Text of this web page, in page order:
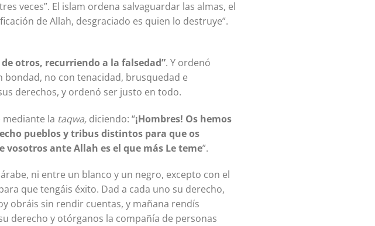
veces”. El islam ordena salvaguardar las almas, el
otros, recurriendo a la falsedad”. Y ordenó
no con tenacidad, brusquedad e
derechos, y ordenó ser justo en todo.
la taqwa, diciendo: “¡Hombres! Os hemos
pueblos y tribus distintos para que os
vosotros ante Allah es el que más Le teme”.
que tengáis éxito. Dad a cada uno su derecho,
obráis sin rendir cuentas, y mañana rendís
derecho y otórganos la compañía de personas